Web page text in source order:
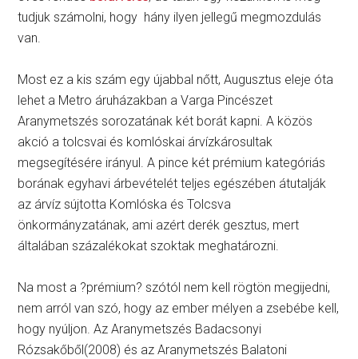
tudjuk számolni, hogy hány ilyen jellegű megmozdulás
van.
Most ez a kis szám egy újabbal nőtt, Augusztus eleje óta
lehet a Metro áruházakban a Varga Pincészet
Aranymetszés sorozatának két borát kapni. A közös
akció a tolcsvai és komlóskai árvízkárosultak
megsegítésére irányul. A pince két prémium kategóriás
borának egyhavi árbevételét teljes egészében átutalják
az árvíz sújtotta Komlóska és Tolcsva
önkormányzatának, ami azért derék gesztus, mert
általában százalékokat szoktak meghatározni.
Na most a ?prémium? szótól nem kell rögtön megijedni,
nem arról van szó, hogy az ember mélyen a zsebébe kell,
hogy nyúljon. Az Aranymetszés Badacsonyi
Rózsakőből(2008) és az Aranymetszés Balatoni